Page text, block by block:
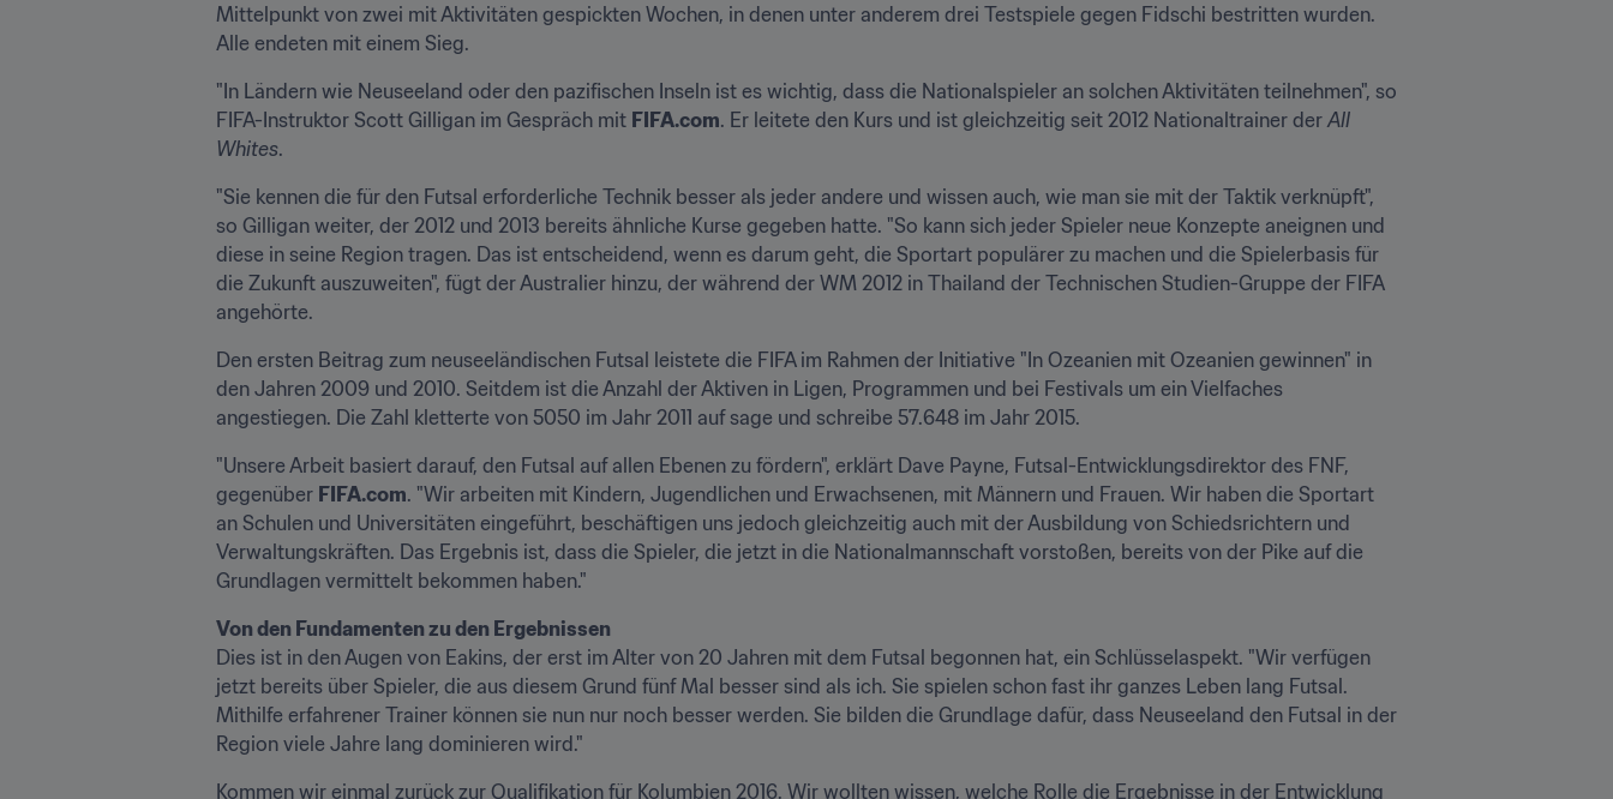
Mittelpunkt von zwei mit Aktivitäten gespickten Wochen, in denen unter anderem drei Testspiele gegen Fidschi bestritten wurden.
Alle endeten mit einem Sieg.
"In Ländern wie Neuseeland oder den pazifischen Inseln ist es wichtig, dass die Nationalspieler an solchen Aktivitäten teilnehmen", so
FIFA-Instruktor Scott Gilligan im Gespräch mit FIFA.com. Er leitete den Kurs und ist gleichzeitig seit 2012 Nationaltrainer der All
Whites.
"Sie kennen die für den Futsal erforderliche Technik besser als jeder andere und wissen auch, wie man sie mit der Taktik verknüpft",
so Gilligan weiter, der 2012 und 2013 bereits ähnliche Kurse gegeben hatte. "So kann sich jeder Spieler neue Konzepte aneignen und
diese in seine Region tragen. Das ist entscheidend, wenn es darum geht, die Sportart populärer zu machen und die Spielerbasis für
die Zukunft auszuweiten", fügt der Australier hinzu, der während der WM 2012 in Thailand der Technischen Studien-Gruppe der FIFA
angehörte.
Den ersten Beitrag zum neuseeländischen Futsal leistete die FIFA im Rahmen der Initiative "In Ozeanien mit Ozeanien gewinnen" in
den Jahren 2009 und 2010. Seitdem ist die Anzahl der Aktiven in Ligen, Programmen und bei Festivals um ein Vielfaches
angestiegen. Die Zahl kletterte von 5050 im Jahr 2011 auf sage und schreibe 57.648 im Jahr 2015.
"Unsere Arbeit basiert darauf, den Futsal auf allen Ebenen zu fördern", erklärt Dave Payne, Futsal-Entwicklungsdirektor des FNF,
gegenüber FIFA.com. "Wir arbeiten mit Kindern, Jugendlichen und Erwachsenen, mit Männern und Frauen. Wir haben die Sportart
an Schulen und Universitäten eingeführt, beschäftigen uns jedoch gleichzeitig auch mit der Ausbildung von Schiedsrichtern und
Verwaltungskräften. Das Ergebnis ist, dass die Spieler, die jetzt in die Nationalmannschaft vorstoßen, bereits von der Pike auf die
Grundlagen vermittelt bekommen haben."
Von den Fundamenten zu den Ergebnissen
Dies ist in den Augen von Eakins, der erst im Alter von 20 Jahren mit dem Futsal begonnen hat, ein Schlüsselaspekt. "Wir verfügen
jetzt bereits über Spieler, die aus diesem Grund fünf Mal besser sind als ich. Sie spielen schon fast ihr ganzes Leben lang Futsal.
Mithilfe erfahrener Trainer können sie nun nur noch besser werden. Sie bilden die Grundlage dafür, dass Neuseeland den Futsal in der
Region viele Jahre lang dominieren wird."
Kommen wir einmal zurück zur Qualifikation für Kolumbien 2016. Wir wollten wissen, welche Rolle die Ergebnisse in der Entwicklung